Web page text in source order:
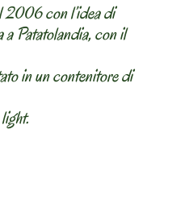
2006 con l’idea di
Patatolandia, con il
in un contenitore di